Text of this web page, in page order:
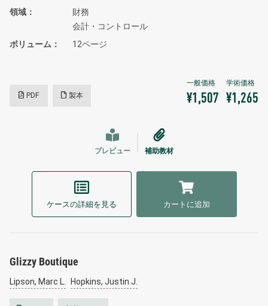
領域
財務
会計・コントロール
ボリューム
12ページ
PDF 製本 ¥1,507 ¥1,265
プレビュー 補助教材
ケースの詳細を見る カートに追加
Glizzy Boutique
Lipson, Marc L. Hopkins, Justin J.